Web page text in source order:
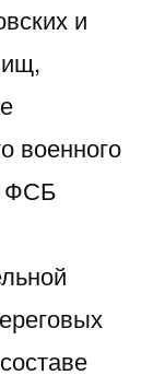
и
военного
ФСБ